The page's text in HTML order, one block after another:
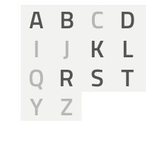
A B C D
I J K L
Q R S T
Y Z